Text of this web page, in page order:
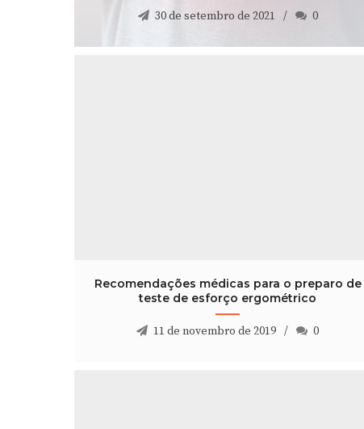
30 de setembro de 2021 0
Recomendações médicas para o preparo de
teste de esforço ergométrico
11 de novembro de 2019 0